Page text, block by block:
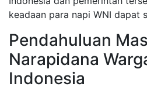
keadaan para napi WNI dapat
Pendahuluan
Narapidana
Indonesia